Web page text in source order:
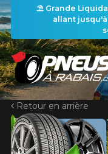
⛱️ Grande
allant
ACCUEIL
PNEUS
Retour en arrière